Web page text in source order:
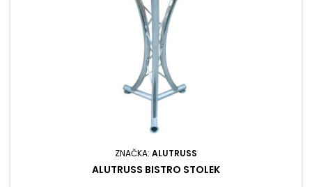
ZNAČKA: ALUTRUSS
ALUTRUSS BISTRO STOLEK